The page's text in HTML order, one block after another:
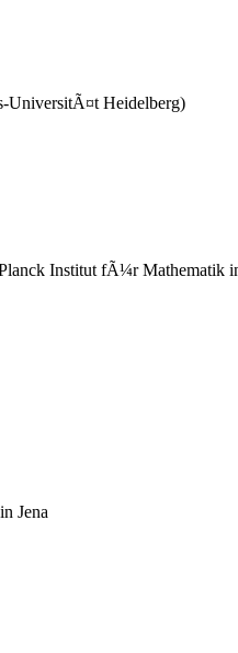
UniversitÃ¤t Heidelberg)
Institut fÃ¼r Mathematik
in Jena